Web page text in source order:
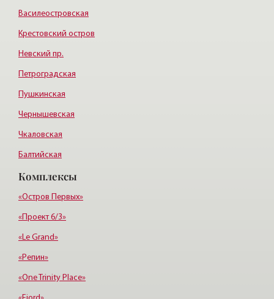
Василеостровская
Крестовский остров
Невский пр.
Петроградская
Пушкинская
Чернышевская
Чкаловская
Балтийская
Старая деревня
Удельная
Комплексы
«Остров Первых»
«Проект 6/3»
«Le Grand»
«Репин»
«One Trinity Place»